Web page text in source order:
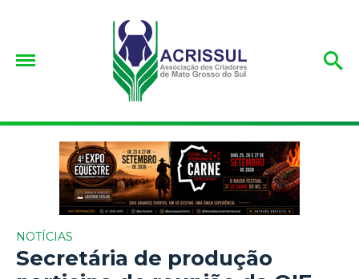
NOTÍCIAS
Secretária de produção